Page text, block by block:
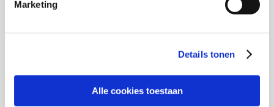
Marketing
Details tonen
Alle cookies toestaan
Ik ben Sander Kooijman kinderpsycholoog in
gebied van kinderen met boos gedrag. Mijn
bijkomende problematiek zoals ADHD, ASS,